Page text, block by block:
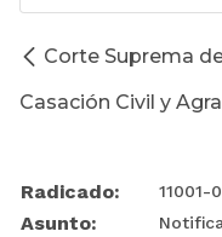
Corte Suprema
Casación Civil y
Radicado:
Asunto: